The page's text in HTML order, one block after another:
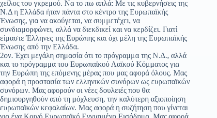
χείλος του γκρεμού. Να το πω απλά: Με τις κυβερνήσεις της
Ν.Δ η Ελλάδα ήταν πάντα στο κέντρο της Ευρωπαϊκής
Ένωσης, για να ακούγεται, να συμμετέχει, να
συνδιαμορφώνει, αλλά να διεκδικεί και να κερδίζει. Γιατί
είμαστε Έλληνες της Ευρώπης και όχι μέλη της Ευρωπαϊκής
Ένωσης από την Ελλάδα.
2ον. Έχει μεγάλη σημασία ότι το πρόγραμμα της Ν.Δ., αλλά
και το πρόγραμμα του Ευρωπαϊκού Λαϊκού Κόμματος για
την Ευρώπη της επόμενης μέρας που μας αφορά όλους. Μας
αφορά η προστασία των ελληνικών συνόρων ως ευρωπαϊκών
συνόρων. Μας αφορούν οι νέες δουλειές που θα
δημιουργηθούν από τη μόχλευση, την καλύτερη αξιοποίηση
ευρωπαϊκών κεφαλαίων. Μας αφορά η συζήτηση που γίνεται
για ένα Κοινό Ευρωπαϊκό Εγγυημένο Εισόδημα. Μας αφορά